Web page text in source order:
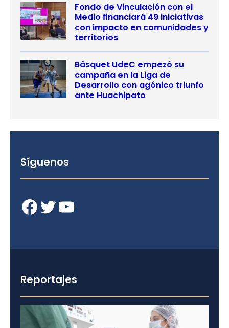
Fondo de Vinculación con el
Medio financiará 49 iniciativas
con impacto en comunidades y
territorios
Básquet UdeC empezó su
campaña en la Liga de
Desarrollo con agónico triunfo
ante Huachipato
Síguenos
Facebook Twitter YouTube
Reportajes